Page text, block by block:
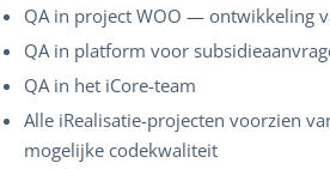
QA in project WOO — ontwikkeling
QA in platform voor
QA in het iCore-team
Alle iRealisatie-projecten voorzien
mogelijke codekwaliteit